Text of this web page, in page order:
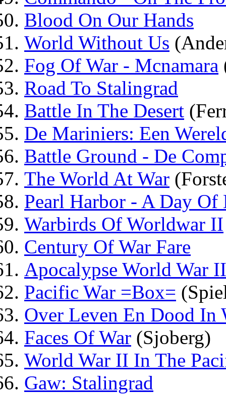
Blood On Our Hands
World Without Us
Fog Of War - Mcnamara
Road To Stalingrad
Battle In The Desert
De Mariniers: Een
Battle Ground - De
The World At War
Pearl Harbor - A Day Of
Warbirds Of Worldwar II
Century Of War Fare
Apocalypse World War II
Pacific War =Box=
Over Leven En Dood In
Faces Of War (Sjoberg)
World War II In The
Gaw: Stalingrad